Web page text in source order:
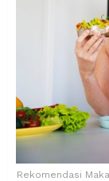
Rekomendasi